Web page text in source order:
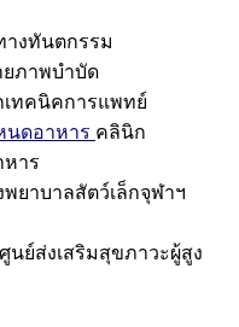
างทันตกรรม
ภาพบำบัด
ทคนิคการแพทย์
นดอาหาร คลินิก
าร
พยาบาลสัตว์เล็กจุฬาฯ
ศูนย์ส่งเสริมสุขภาวะผู้สูง